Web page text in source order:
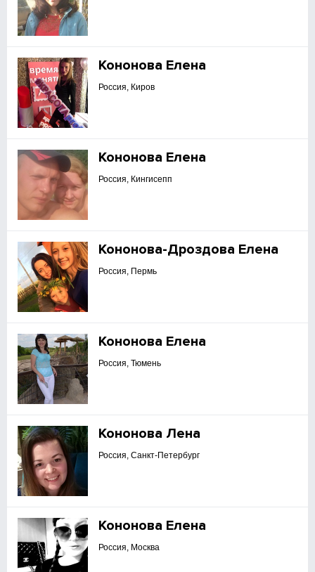
Кононова Елена
Россия, Киров
Кононова Елена
Россия, Кингисепп
Кононова-Дроздова Елена
Россия, Пермь
Кононова Елена
Россия, Тюмень
Кононова Лена
Россия, Санкт-Петербург
Кононова Елена
Россия, Москва